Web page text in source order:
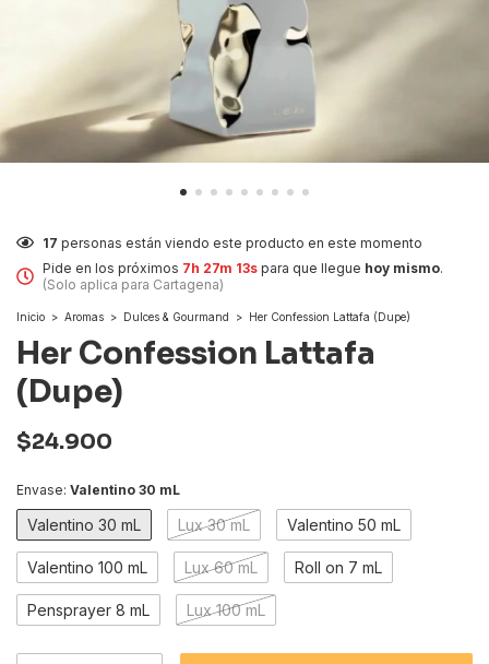
17 personas están viendo este producto en este momento
Pide en los próximos 7h 27m 12s para que llegue hoy mismo.
(Solo aplica para Cartagena)
Inicio > Aromas > Dulces & Gourmand > Her Confession Lattafa (Dupe)
Her Confession Lattafa
(Dupe)
$24.900
Envase: Valentino 30 mL
Valentino 30 mL Lux 30 mL Valentino 50 mL
Valentino 100 mL Lux 60 mL Roll on 7 mL
Pensprayer 8 mL Lux 100 mL